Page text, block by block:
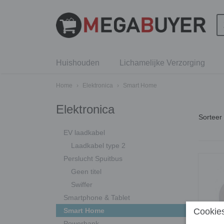
Huishouden Lichamelijke Verzorging
Home › Elektronica › Smart Home
Elektronica
EV laadkabel
Laadkabel type 2
Perslucht Spuitbus
Geen titel
Swiffer
Smartphone & Tablet
Smart Home